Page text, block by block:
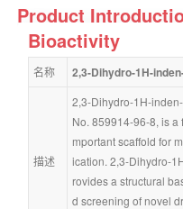
Product
Bioactivity
名称 2,3-Dihydro-1H-
描述
2,3-Dihydro-1H-
No. 859914-96-8, is a
mportant scaffold for
ication. 2,3-Dihydro-
rovides a structural
d screening of novel